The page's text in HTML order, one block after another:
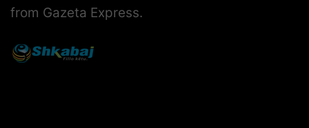
from Gazeta Express.